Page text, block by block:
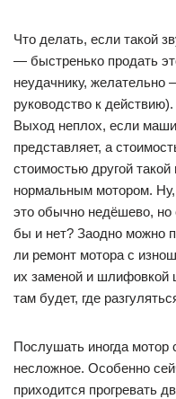
Что делать, если такой
— быстренько продать
неудачнику, желательно
руководство к
Выход неплох, если
представляет, а
стоимостью другой
нормальным мотором.
это обычно недёшево,
бы и нет? Заодно можно
ли ремонт мотора с
их заменой и шлифовкой
там будет, где
Послушать иногда мотор
несложное. Особенно
приходится прогревать